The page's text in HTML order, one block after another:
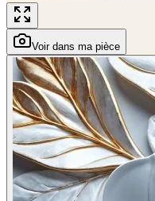
Voir dans ma pièce